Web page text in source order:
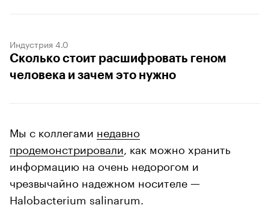
Индустрия 4.0
Сколько стоит расшифровать геном
человека и зачем это нужно
Мы с коллегами недавно
продемонстрировали , как можно хранить
информацию на очень недорогом и
чрезвычайно надежном носителе —
Halobacterium salinarum.